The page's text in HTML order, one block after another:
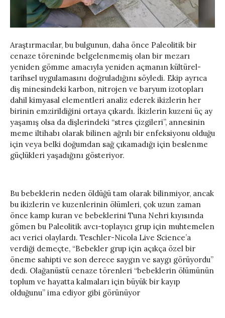
Araştırmacılar, bu bulgunun, daha önce Paleolitik bir
cenaze töreninde belgelenmemiş olan bir mezarı
yeniden gömme amacıyla yeniden açmanın kültürel-
tarihsel uygulamasını doğruladığını söyledi. Ekip ayrıca
diş minesindeki karbon, nitrojen ve baryum izotopları
dahil kimyasal elementleri analiz ederek ikizlerin her
birinin emzirildiğini ortaya çıkardı. İkizlerin kuzeni üç ay
yaşamış olsa da dişlerindeki “stres çizgileri”, annesinin
meme iltihabı olarak bilinen ağrılı bir enfeksiyonu olduğu
için veya belki doğumdan sağ çıkamadığı için beslenme
güçlükleri yaşadığını gösteriyor.
Bu bebeklerin neden öldüğü tam olarak bilinmiyor, ancak
bu ikizlerin ve kuzenlerinin ölümleri, çok uzun zaman
önce kamp kuran ve bebeklerini Tuna Nehri kıyısında
gömen bu Paleolitik avcı-toplayıcı grup için muhtemelen
acı verici olaylardı. Teschler-Nicola Live Science’a
verdiği demeçte, “Bebekler grup için açıkça özel bir
öneme sahipti ve son derece saygın ve saygı görüyordu”
dedi. Olağanüstü cenaze törenleri “bebeklerin ölümünün
toplum ve hayatta kalmaları için büyük bir kayıp
olduğunu” ima ediyor gibi görünüyor